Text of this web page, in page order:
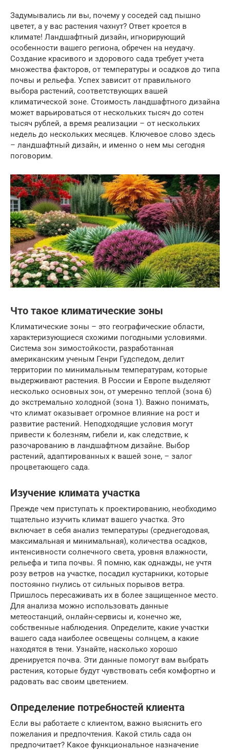
Задумывались ли вы, почему у соседей сад пышно
цветет, а у вас растения чахнут? Ответ кроется в
климате! Ландшафтный дизайн, игнорирующий
особенности вашего региона, обречен на неудачу.
Создание красивого и здорового сада требует учета
множества факторов, от температуры и осадков до типа
почвы и рельефа. Успех зависит от правильного
выбора растений, соответствующих вашей
климатической зоне. Стоимость ландшафтного дизайна
может варьироваться от нескольких тысяч до сотен
тысяч рублей, а время реализации – от нескольких
недель до нескольких месяцев. Ключевое слово здесь
– ландшафтный дизайн, и именно о нем мы сегодня
поговорим.
Что такое климатические зоны
Климатические зоны – это географические области,
характеризующиеся схожими погодными условиями.
Система зон зимостойкости, разработанная
американским ученым Генри Гудспедом, делит
территории по минимальным температурам, которые
выдерживают растения. В России и Европе выделяют
несколько основных зон, от умеренно теплой (зона 6)
до экстремально холодной (зона 1). Важно понимать,
что климат оказывает огромное влияние на рост и
развитие растений. Неподходящие условия могут
привести к болезням, гибели и, как следствие, к
разочарованию в ландшафтном дизайне. Выбор
растений, адаптированных к вашей зоне, – залог
процветающего сада.
Изучение климата участка
Прежде чем приступать к проектированию, необходимо
тщательно изучить климат вашего участка. Это
включает в себя анализ температуры (среднегодовая,
максимальная и минимальная), количества осадков,
интенсивности солнечного света, уровня влажности,
рельефа и типа почвы. Я помню, как однажды, не учтя
розу ветров на участке, посадил кустарники, которые
постоянно гнулись от сильных порывов ветра.
Пришлось пересаживать их в более защищенное место.
Для анализа можно использовать данные
метеостанций, онлайн-сервисы и, конечно же,
собственные наблюдения. Определите, какие участки
вашего сада наиболее освещены солнцем, а какие
находятся в тени. Узнайте, насколько хорошо
дренируется почва. Эти данные помогут вам выбрать
растения, которые будут чувствовать себя комфортно и
радовать вас своим цветением.
Определение потребностей клиента
Если вы работаете с клиентом, важно выяснить его
пожелания и предпочтения. Какой стиль сада он
предпочитает? Какое функциональное назначение